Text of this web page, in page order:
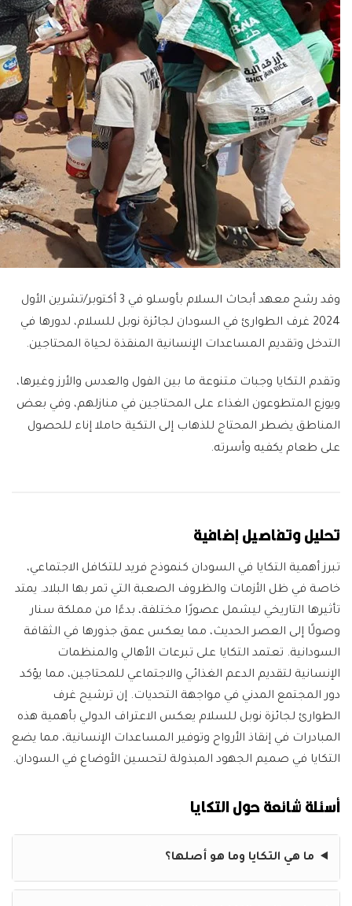
وقد رشح معهد أبحاث السلام بأوسلو في 3 أكتوبر/تشرين الأول
2024 غرف الطوارئ في السودان لجائزة نوبل للسلام، لدورها في
التدخل وتقديم المساعدات الإنسانية المنقذة لحياة المحتاجين.
وتقدم التكايا وجبات متنوعة ما بين الفول والعدس والأرز وغيرها،
ويوزع المتطوعون الغذاء على المحتاجين في منازلهم، وفي بعض
المناطق يضطر المحتاج للذهاب إلى التكية حاملا إناء للحصول
على طعام يكفيه وأسرته.
تحليل وتفاصيل إضافية
تبرز أهمية التكايا في السودان كنموذج فريد للتكافل الاجتماعي،
خاصة في ظل الأزمات والظروف الصعبة التي تمر بها البلاد. يمتد
تأثيرها التاريخي ليشمل عصورًا مختلفة، بدءًا من مملكة سنار
وصولًا إلى العصر الحديث، مما يعكس عمق جذورها في الثقافة
السودانية. تعتمد التكايا على تبرعات الأهالي والمنظمات
الإنسانية لتقديم الدعم الغذائي والاجتماعي للمحتاجين، مما يؤكد
دور المجتمع المدني في مواجهة التحديات. إن ترشيح غرف
الطوارئ لجائزة نوبل للسلام يعكس الاعتراف الدولي بأهمية هذه
المبادرات في إنقاذ الأرواح وتوفير المساعدات الإنسانية، مما يضع
التكايا في صميم الجهود المبذولة لتحسين الأوضاع في السودان.
أسئلة شائعة حول التكايا
ما هي التكايا وما هو أصلها؟